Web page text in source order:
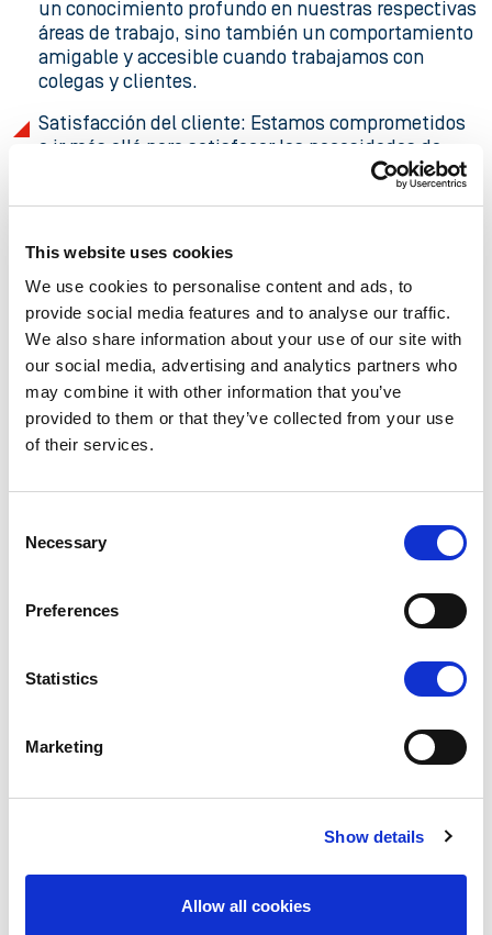
This website uses cookies
We use cookies to personalise content and ads, to
provide social media features and to analyse our traffic.
We also share information about your use of our site with
our social media, advertising and analytics partners who
may combine it with other information that you’ve
provided to them or that they’ve collected from your use
of their services.
Selection
Necessary
Preferences
Statistics
Marketing
Show details
Allow all cookies
un conocimiento profundo en nuestras respectivas
áreas de trabajo, sino también un comportamiento
amigable y accesible cuando trabajamos con
colegas y clientes.
Satisfacción del cliente: Estamos comprometidos
a ir más allá para satisfacer las necesidades de
nuestros clientes y superar sus expectativas.
cultura de entusiasmo y compromiso.
Orgullo en la entrega de resultados y celebración
del éxito del equipo: reconocemos que los logros
de un individuo son realmente los logros de todo el
equipo.